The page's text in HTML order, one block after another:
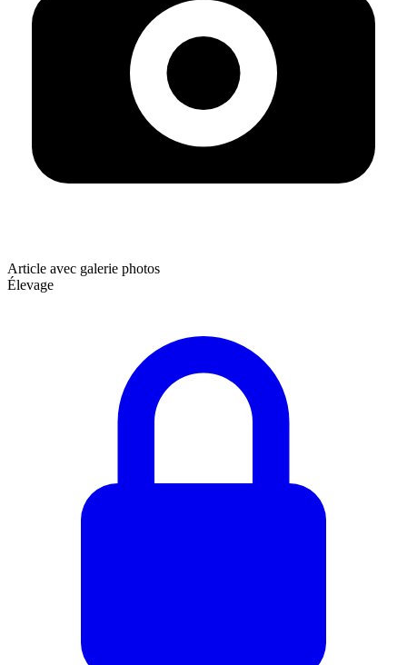
Article avec galerie photos
Élevage